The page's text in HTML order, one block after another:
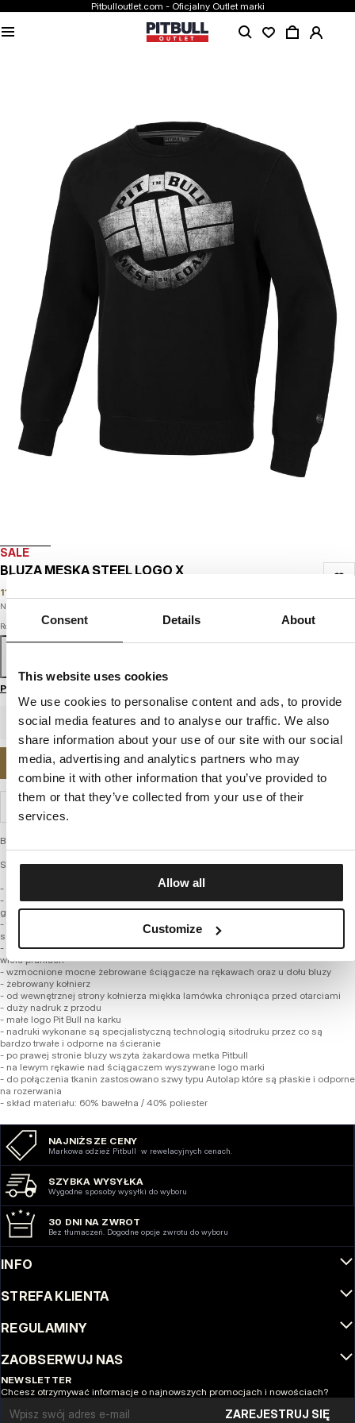
Consent Details About
This website uses cookies
We use cookies to personalise content and ads, to provide
social media features and to analyse our traffic. We also
share information about your use of our site with our social
media, advertising and analytics partners who may
combine it with other information that you’ve provided to
them or that they’ve collected from your use of their
services.
Allow all
Customize
Pitbulloutlet.com - Oficjalny Outlet marki
SALE
BLUZA MĘSKA STEEL LOGO X
119
Najniższa cena w okresie ostatnich 30 dni:
Rozmiar
Przewodnik po rozmiarach
POWIADOM MNIE O DOSTĘPNOŚCI
WYSYŁKA I ZWROTY
Bluza męska z kolekcji firmy PITBULL – Steel Logo X
SERIA REGULAR
- klasyczny regularny fason typu crewneck z okrągłym dekoltem
- wykonana z grubej wysokogatunkowej dzianiny Terry Brushed Fleece o
gramaturze 400 g/m2
- tkanina na zewnątrz posiada bardzo drobny splot, a od wewnętrznej strony jest
szczotkowana i przyjemna w dotyku
- dzięki zastosowaniu syntetycznych włókien bluza zachowuje swój fason po
wielu praniach
- wzmocnione mocne żebrowane ściągacze na rękawach oraz u dołu bluzy
- żebrowany kołnierz
- od wewnętrznej strony kołnierza miękka lamówka chroniąca przed otarciami
- duży nadruk z przodu
- małe logo Pit Bull na karku
- nadruki wykonane są specjalistyczną technologią sitodruku przez co są
bardzo trwałe i odporne na ścieranie
- po prawej stronie bluzy wszyta żakardowa metka Pitbull
- na lewym rękawie nad ściągaczem wyszywane logo marki
- do połączenia tkanin zastosowano szwy typu Autolap które są płaskie i odporne
na rozerwania
- skład materiału: 60% bawełna / 40% poliester
NAJNIŻSZE CENY
Markowa odzież Pitbull w rewelacyjnych cenach.
SZYBKA WYSYŁKA
Wygodne sposoby wysyłki do wyboru
30 DNI NA ZWROT
Bez tłumaczeń. Dogodne opcje zwrotu do wyboru
INFO
STREFA KLIENTA
REGULAMINY
ZAOBSERWUJ NAS
NEWSLETTER
Chcesz otrzymywać informacje o najnowszych promocjach i nowościach?
Email address
ZAREJESTRUJ SIĘ